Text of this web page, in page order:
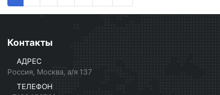
Контакты
АДРЕС
Россия, Москва, а/я 137
ТЕЛЕФОН